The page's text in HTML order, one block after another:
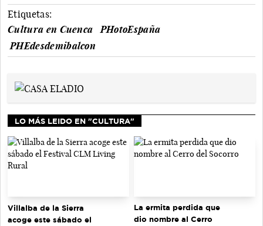
Etiquetas:
Cultura en Cuenca
PHotoEspaña
PHEdesdemibalcon
LO MÁS LEIDO EN "CULTURA"
Villalba de la Sierra
acoge este sábado el
La ermita perdida que
dio nombre al Cerro